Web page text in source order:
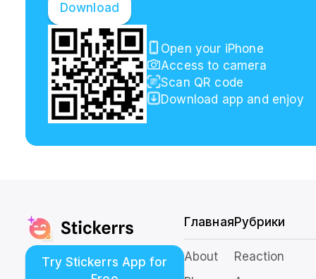
Download
Open your iPhone
Access to camera
Scan QR code
Download app and enjoy
Try Stickerrs App for
Главная
About
Рубрики
Reaction